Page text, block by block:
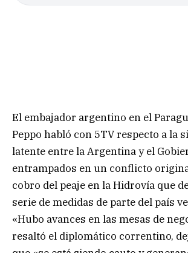
El embajador argentino en el
Peppo habló con 5TV respecto a la
latente entre la Argentina y el
entrampados en un conflicto
cobro del peaje en la Hidrovía que
serie de medidas de parte del país
«Hubo avances en las mesas de
resaltó el diplomático correntino,